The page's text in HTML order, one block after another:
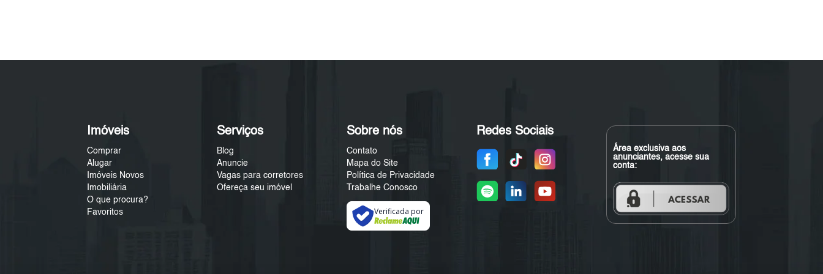
Imóveis
Comprar
Alugar
Imóveis Novos
Imobiliária
O que procura?
Favoritos
Serviços
Blog
Anuncie
Vagas para corretores
Ofereça seu imóvel
Sobre nós
Contato
Mapa do Site
Política de Privacidade
Trabalhe Conosco
Verificada por
Redes Sociais
Área exclusiva aos
anunciantes, acesse sua
conta: